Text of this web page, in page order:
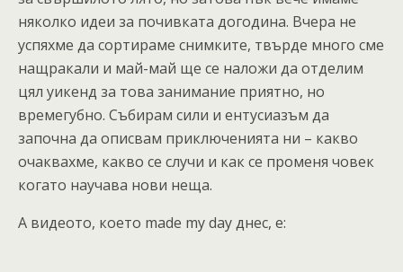
няколко идеи за почивката догодина. Вчера не
успяхме да сортираме снимките, твърде много сме
нащракали и май-май ще се наложи да отделим
цял уикенд за това занимание приятно, но
времегубно. Събирам сили и ентусиазъм да
започна да описвам приключенията ни – какво
очаквахме, какво се случи и как се променя човек
когато научава нови неща.
А видеото, което made my day днес, е: